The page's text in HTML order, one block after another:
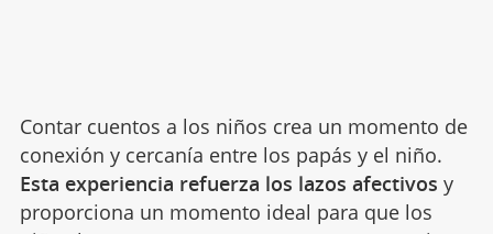
Contar cuentos a los niños crea un momento de
conexión y cercanía entre los papás y el niño.
Esta experiencia refuerza los lazos afectivos y
proporciona un momento ideal para que los